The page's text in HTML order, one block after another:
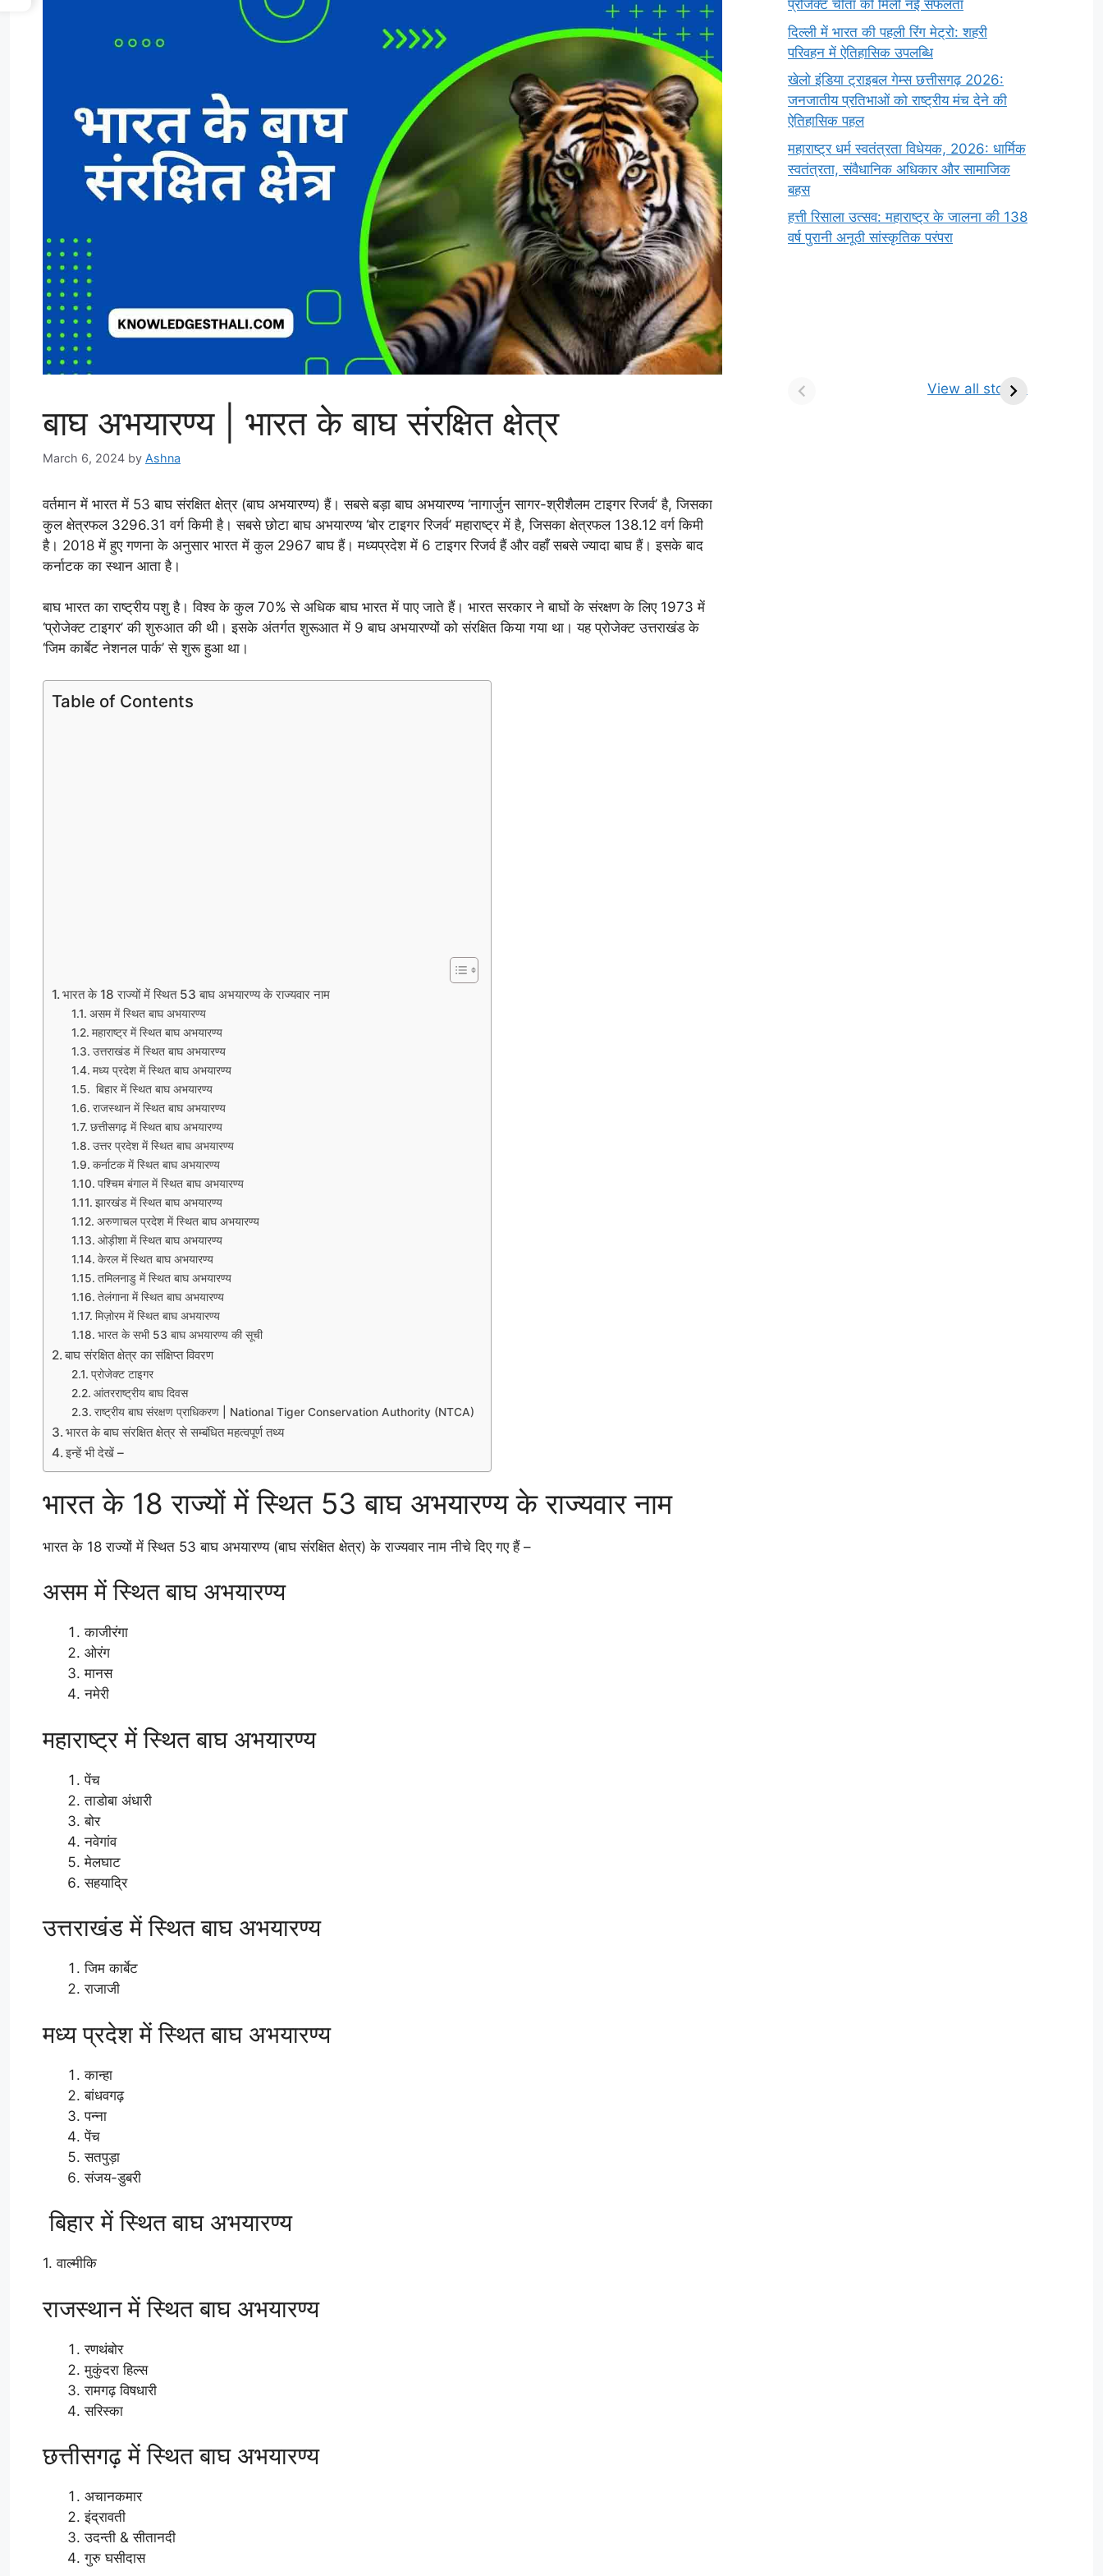
बाघ अभयारण्य | भारत के बाघ संरक्षित क्षेत्र
March 6, 2024 by Ashna
वर्तमान में भारत में 53 बाघ संरक्षित क्षेत्र (बाघ अभयारण्य) हैं। सबसे बड़ा बाघ अभयारण्य ‘नागार्जुन सागर-श्रीशैलम टाइगर रिजर्व’ है, जिसका
कुल क्षेत्रफल 3296.31 वर्ग किमी है। सबसे छोटा बाघ अभयारण्य ‘बोर टाइगर रिजर्व’ महाराष्ट्र में है, जिसका क्षेत्रफल 138.12 वर्ग किमी
है। 2018 में हुए गणना के अनुसार भारत में कुल 2967 बाघ हैं। मध्यप्रदेश में 6 टाइगर रिजर्व हैं और वहाँ सबसे ज्यादा बाघ हैं। इसके बाद
कर्नाटक का स्थान आता है।
बाघ भारत का राष्ट्रीय पशु है। विश्व के कुल 70% से अधिक बाघ भारत में पाए जाते हैं। भारत सरकार ने बाघों के संरक्षण के लिए 1973 में
‘प्रोजेक्ट टाइगर’ की शुरुआत की थी। इसके अंतर्गत शुरूआत में 9 बाघ अभयारण्यों को संरक्षित किया गया था। यह प्रोजेक्ट उत्तराखंड के
‘जिम कार्बेट नेशनल पार्क’ से शुरू हुआ था।
Table of Contents
भारत के 18 राज्यों में स्थित 53 बाघ अभयारण्य के राज्यवार नाम
असम में स्थित बाघ अभयारण्य
महाराष्ट्र में स्थित बाघ अभयारण्य
उत्तराखंड में स्थित बाघ अभयारण्य
मध्य प्रदेश में स्थित बाघ अभयारण्य
बिहार में स्थित बाघ अभयारण्य
राजस्थान में स्थित बाघ अभयारण्य
छत्तीसगढ़ में स्थित बाघ अभयारण्य
उत्तर प्रदेश में स्थित बाघ अभयारण्य
कर्नाटक में स्थित बाघ अभयारण्य
पश्चिम बंगाल में स्थित बाघ अभयारण्य
झारखंड में स्थित बाघ अभयारण्य
अरुणाचल प्रदेश में स्थित बाघ अभयारण्य
ओड़ीशा में स्थित बाघ अभयारण्य
केरल में स्थित बाघ अभयारण्य
तमिलनाडु में स्थित बाघ अभयारण्य
तेलंगाना में स्थित बाघ अभयारण्य
मिज़ोरम में स्थित बाघ अभयारण्य
भारत के सभी 53 बाघ अभयारण्य की सूची
बाघ संरक्षित क्षेत्र का संक्षिप्त विवरण
प्रोजेक्ट टाइगर
आंतरराष्ट्रीय बाघ दिवस
राष्ट्रीय बाघ संरक्षण प्राधिकरण | National Tiger Conservation Authority (NTCA)
भारत के बाघ संरक्षित क्षेत्र से सम्बंधित महत्वपूर्ण तथ्य
इन्हें भी देखें –
भारत के 18 राज्यों में स्थित 53 बाघ अभयारण्य के राज्यवार नाम
भारत के 18 राज्यों में स्थित 53 बाघ अभयारण्य (बाघ संरक्षित क्षेत्र) के राज्यवार नाम नीचे दिए गए हैं –
असम में स्थित बाघ अभयारण्य
काजीरंगा
ओरंग
मानस
नमेरी
महाराष्ट्र में स्थित बाघ अभयारण्य
पेंच
ताडोबा अंधारी
बोर
नवेगांव
मेलघाट
सहयाद्रि
उत्तराखंड में स्थित बाघ अभयारण्य
जिम कार्बेट
राजाजी
मध्य प्रदेश में स्थित बाघ अभयारण्य
कान्हा
बांधवगढ़
पन्ना
पेंच
सतपुड़ा
संजय-डुबरी
बिहार में स्थित बाघ अभयारण्य
1. वाल्मीकि
राजस्थान में स्थित बाघ अभयारण्य
रणथंबोर
मुकुंदरा हिल्स
रामगढ़ विषधारी
सरिस्का
छत्तीसगढ़ में स्थित बाघ अभयारण्य
अचानकमार
इंद्रावती
उदन्ती & सीतानदी
गुरु घसीदास
प्रोजेक्ट चीता को मिली नई सफलता
दिल्ली में भारत की पहली रिंग मेट्रो: शहरी
परिवहन में ऐतिहासिक उपलब्धि
खेलो इंडिया ट्राइबल गेम्स छत्तीसगढ़ 2026:
जनजातीय प्रतिभाओं को राष्ट्रीय मंच देने की
ऐतिहासिक पहल
महाराष्ट्र धर्म स्वतंत्रता विधेयक, 2026: धार्मिक
स्वतंत्रता, संवैधानिक अधिकार और सामाजिक
बहस
हत्ती रिसाला उत्सव: महाराष्ट्र के जालना की 138
वर्ष पुरानी अनूठी सांस्कृतिक परंपरा
View all stories
किसे कहते है? परिभाषा,
ज्योतिर्लिंग | नाम, स्थान एवं